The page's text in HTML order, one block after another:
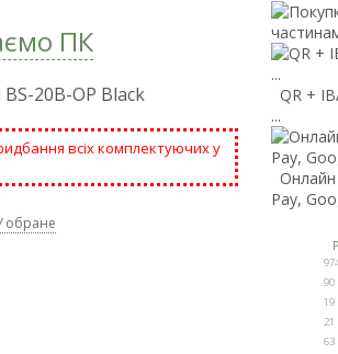
ПК
BS-20B-OP Black
всіх комплектуючих у
обране
QR +
...
Онлайн
Pay,